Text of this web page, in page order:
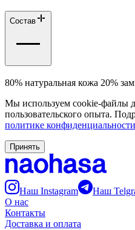
Состав
80% натуральная кожа 20%
Мы используем cookie-файлы
пользовательского опыта.
политике конфиденциальности
Принять
Наш Instagram Наш
О нас
Контакты
Доставка и оплата